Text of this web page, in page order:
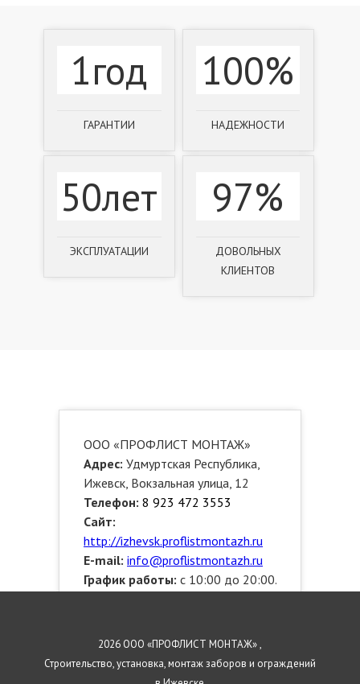
1год
ГАРАНТИИ
100%
НАДЕЖНОСТИ
50лет
ЭКСПЛУАТАЦИИ
97%
ДОВОЛЬНЫХ
КЛИЕНТОВ
ООО «ПРОФЛИСТ МОНТАЖ»
Адрес: Удмуртская Республика,
Ижевск, Вокзальная улица, 12
Телефон: 8 923 472 3553
Сайт:
http://izhevsk.proflistmontazh.ru
E-mail: info@proflistmontazh.ru
График работы: с 10:00 до 20:00.
Индустриальный, Октябрьский,
Устиновский, Ленинский,
Первомайский
2026 ООО «ПРОФЛИСТ МОНТАЖ» ,
Строительство, установка, монтаж заборов и ограждений